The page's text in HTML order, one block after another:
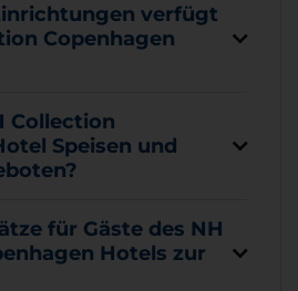
verfügt
Copenhagen
Collection
Speisen und
für Gäste des NH
Hotels zur